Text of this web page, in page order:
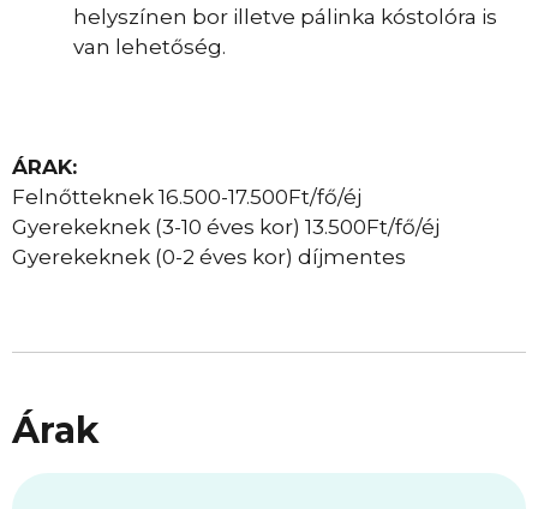
helyszínen bor illetve pálinka kóstolóra is
van lehetőség.
ÁRAK:
Felnőtteknek 16.500-17.500Ft/fő/éj
Gyerekeknek (3-10 éves kor) 13.500Ft/fő/éj
Gyerekeknek (0-2 éves kor) díjmentes
Árak